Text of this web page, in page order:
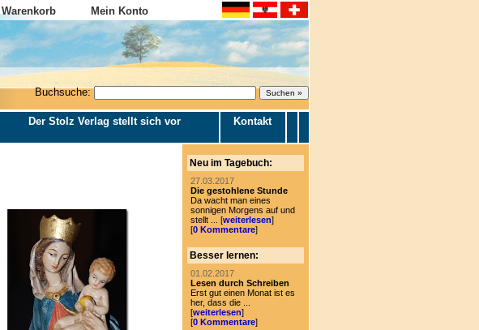
Warenkorb Mein Konto
Buchsuche:
Der Stolz Verlag stellt sich vor Kontakt
Neu im Tagebuch:
27.03.2017
Die gestohlene Stunde
Da wacht man eines
sonnigen Morgens auf und
stellt ... [weiterlesen]
[0 Kommentare]
Besser lernen:
01.02.2017
Lesen durch Schreiben
Erst gut einen Monat ist es
her, dass die ...
[weiterlesen]
[0 Kommentare]